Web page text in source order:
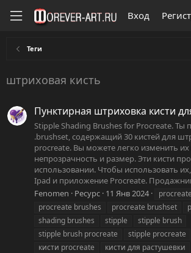
Вход
Теги
штриховая кисть
Пунктирная штриховка кисти
Stipple Shading Brushes for Procreate.
.brushset, содержащий 30 кистей для
procreate. Вы можете легко изменить их
непрозрачность и размер. Эти кисти
использовании. Чтобы использовать
Ipad и приложение Procreate.
Fenomen
Ресурс 11 Янв 2024
procreate
procreate brushes
procreate brushset
shading brushes
stipple
stipple brush
stipple brush procreate
stipple procreate
кисти procreate
кисти для растушевки